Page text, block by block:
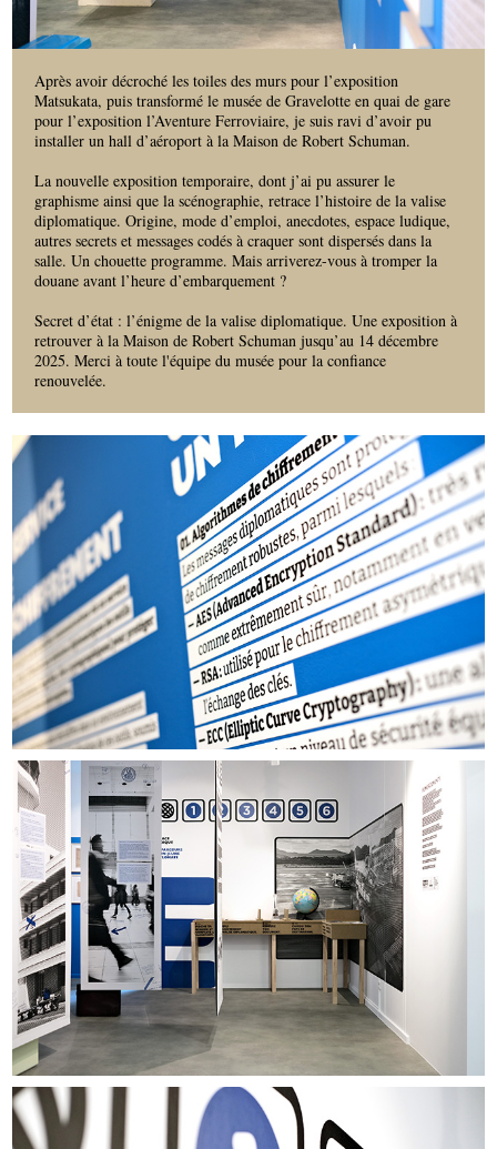
Après avoir décroché les toiles des murs pour l’exposition
Matsukata, puis transformé le musée de Gravelotte en quai de gare
pour l’exposition l’Aventure Ferroviaire, je suis ravi d’avoir pu
installer un hall d’aéroport à la Maison de Robert Schuman.
La nouvelle exposition temporaire, dont j’ai pu assurer le
graphisme ainsi que la scénographie, retrace l’histoire de la valise
diplomatique. Origine, mode d’emploi, anecdotes, espace ludique,
autres secrets et messages codés à craquer sont dispersés dans la
salle. Un chouette programme. Mais arriverez-vous à tromper la
douane avant l’heure d’embarquement ?
Secret d’état : l’énigme de la valise diplomatique. Une exposition à
retrouver à la Maison de Robert Schuman jusqu’au 14 décembre
2025. Merci à toute l'équipe du musée pour la confiance
renouvelée.